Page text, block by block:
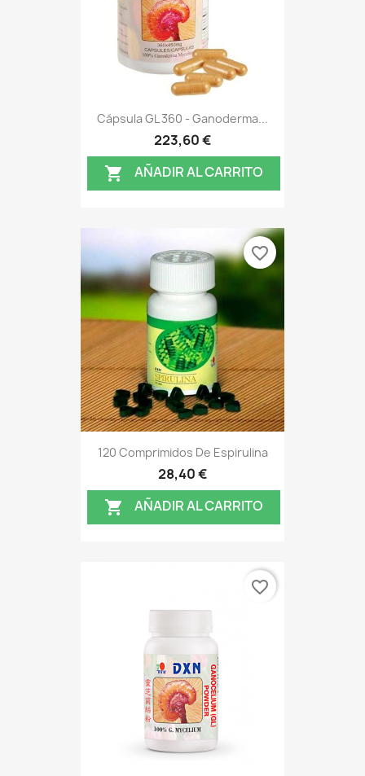
Cápsula GL 360 - Ganoderma...
223,60 €
 AÑADIR AL CARRITO
120 Comprimidos De Espirulina
28,40 €
 AÑADIR AL CARRITO
favorite_border
favorite_border